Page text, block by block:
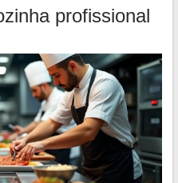
profissional